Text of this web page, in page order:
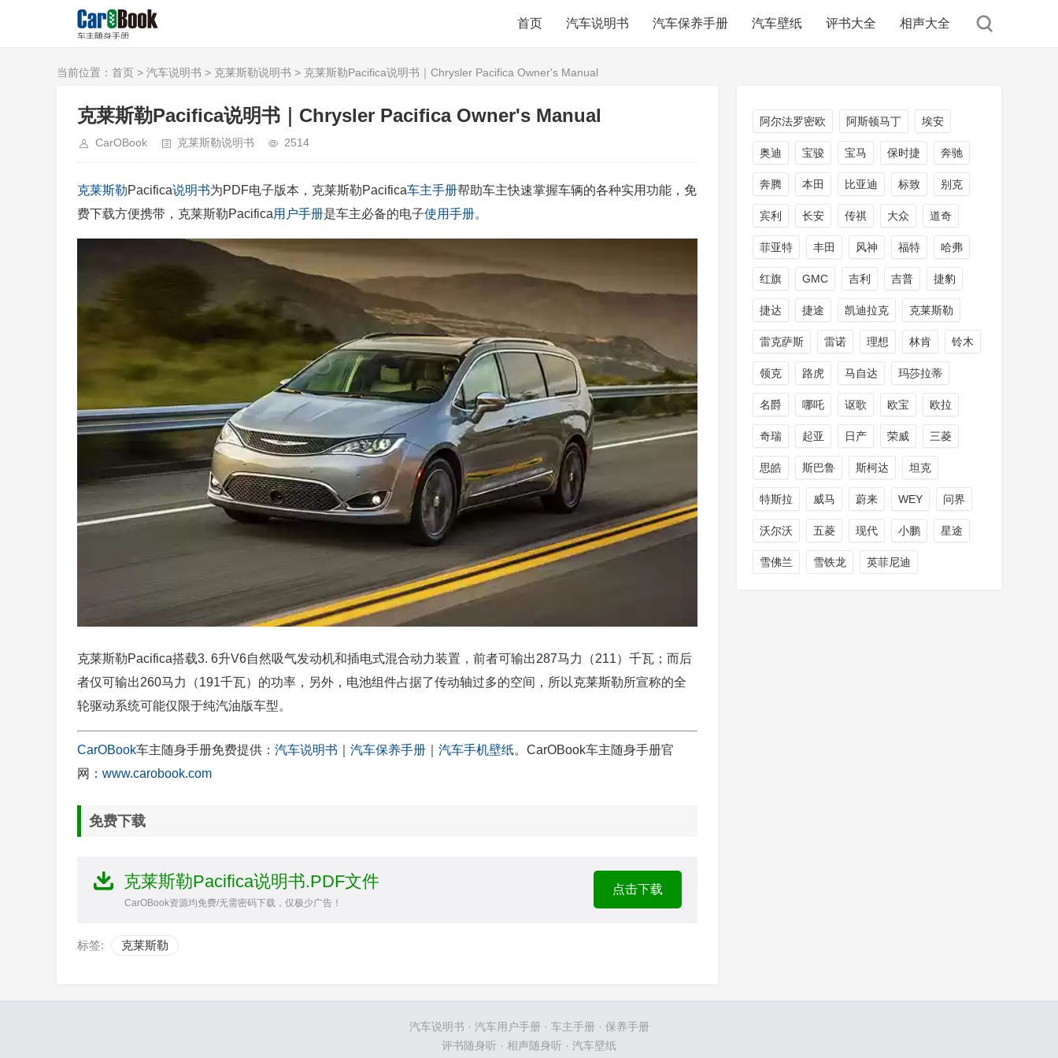
首页 汽车说明书 汽车保养手册 汽车壁纸 评书大全 相声大全
当前位置： 首页 > 汽车说明书 > 克莱斯勒说明书 > 克莱斯勒Pacifica说明书｜Chrysler Pacifica Owner's Manual
克莱斯勒Pacifica说明书｜Chrysler Pacifica Owner's Manual
CarOBook 克莱斯勒说明书 2514
克莱斯勒Pacifica说明书为PDF电子版本，克莱斯勒Pacifica车主手册帮助车主快速掌握车辆的各种实用功能，免
费下载方便携带，克莱斯勒Pacifica用户手册是车主必备的电子使用手册。
克莱斯勒Pacifica搭载3. 6升V6自然吸气发动机和插电式混合动力装置，前者可输出287马力（211）千瓦；而后
者仅可输出260马力（191千瓦）的功率，另外，电池组件占据了传动轴过多的空间，所以克莱斯勒所宣称的全
轮驱动系统可能仅限于纯汽油版车型。
CarOBook车主随身手册免费提供： 汽车说明书 汽车保养手册 汽车手机壁纸。CarOBook车主随身手册官
网： www.carobook.com
免费下载
克莱斯勒Pacifica说明书.PDF文件
CarOBook资源均免费/无需密码下载，仅极少广告！
点击下载
标签: 克莱斯勒
阿尔法罗密欧 阿斯顿马丁 埃安
奥迪 宝骏 宝马 保时捷 奔驰
奔腾 本田 比亚迪 标致 别克
宾利 长安 传祺 大众 道奇
菲亚特 丰田 风神 福特 哈弗
红旗 GMC 吉利 吉普 捷豹
捷达 捷途 凯迪拉克 克莱斯勒
雷克萨斯 雷诺 理想 林肯 铃木
领克 路虎 马自达 玛莎拉蒂
名爵 哪吒 讴歌 欧宝 欧拉
奇瑞 起亚 日产 荣威 三菱
思皓 斯巴鲁 斯柯达 坦克
特斯拉 威马 蔚来 WEY 问界
沃尔沃 五菱 现代 小鹏 星途
雪佛兰 雪铁龙 英菲尼迪
汽车说明书 · 汽车用户手册· 车主手册· 保养手册
评书随身听 · 相声随身听 · 汽车壁纸